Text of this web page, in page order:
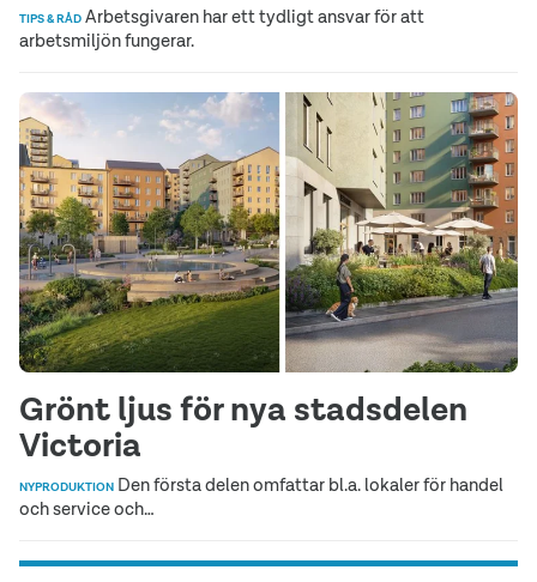
TIPS & RÅD Arbetsgivaren har ett tydligt ansvar för att
arbetsmiljön fungerar.
Grönt ljus för nya stadsdelen
Victoria
NYPRODUKTION Den första delen omfattar bl.a. lokaler för handel
och service och…